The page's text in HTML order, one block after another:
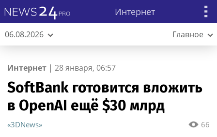
Интернет
06.08.2026 Главное
Интернет | 28 января, 06:57
SoftBank готовится вложить
в OpenAI ещё $30 млрд
66
«3DNews»